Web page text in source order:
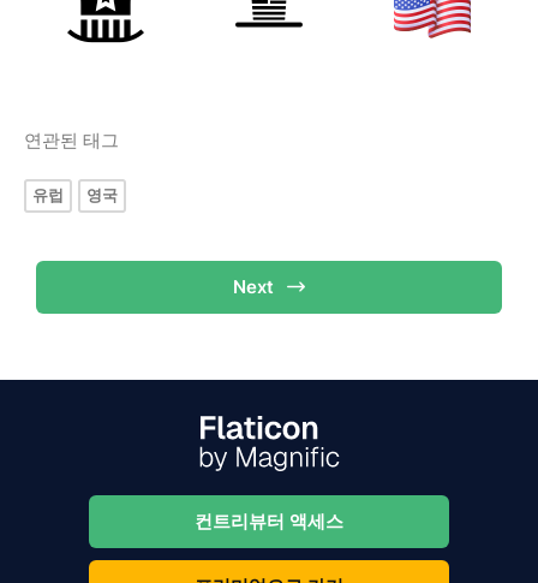
연관된 태그
유럽 영국
Next
컨트리뷰터 액세스